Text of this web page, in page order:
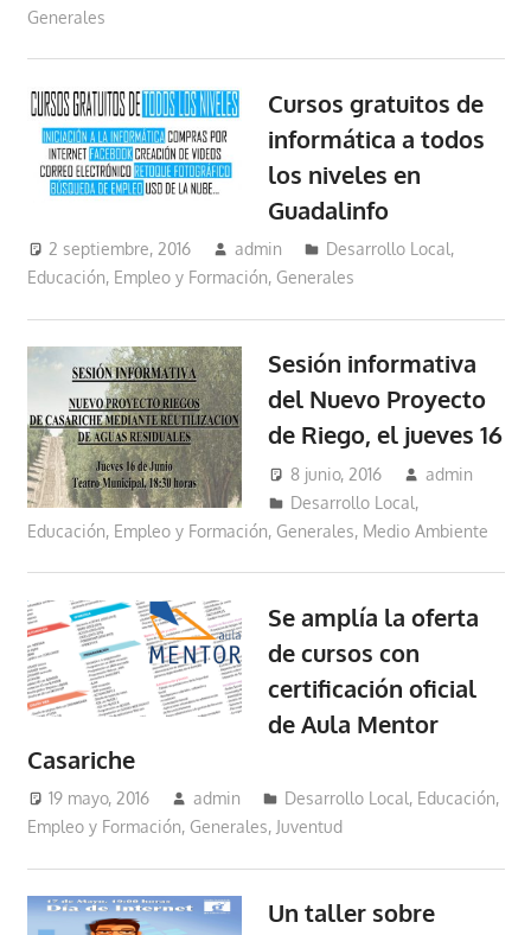
Generales
Cursos gratuitos de
informática a todos
los niveles en
Guadalinfo
2 septiembre, 2016 admin Desarrollo Local,
Educación, Empleo y Formación, Generales
Sesión informativa
del Nuevo Proyecto
de Riego, el jueves 16
8 junio, 2016
admin
Desarrollo Local,
Educación, Empleo y Formación, Generales, Medio Ambiente
Se amplía la oferta
de cursos con
certificación oficial
de Aula Mentor
Casariche
19 mayo, 2016 admin Desarrollo Local, Educación,
Empleo y Formación, Generales, Juventud
Un taller sobre